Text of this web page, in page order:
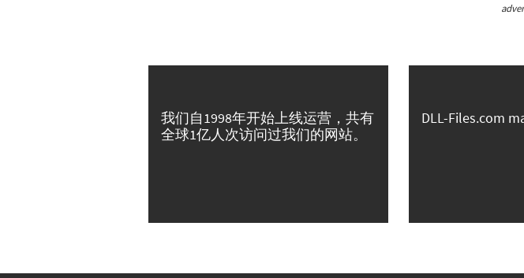
我们自1998年开始上线运营，共有
全球1亿人次访问过我们的网站。
DLL-Files.com